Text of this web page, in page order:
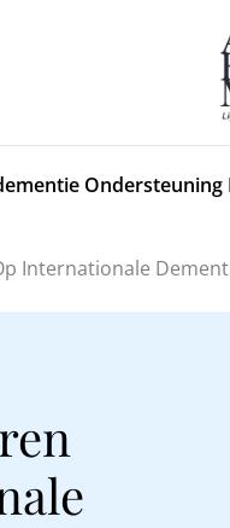
Ondersteuning
Internationale